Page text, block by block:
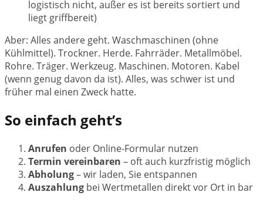
logistisch nicht, außer es ist bereits sortiert und
liegt griffbereit)
Aber: Alles andere geht. Waschmaschinen (ohne
Kühlmittel). Trockner. Herde. Fahrräder. Metallmöbel.
Rohre. Träger. Werkzeug. Maschinen. Motoren. Kabel
(wenn genug davon da ist). Alles, was schwer ist und
früher mal einen Zweck hatte.
So einfach geht’s
Anrufen oder Online-Formular nutzen
Termin vereinbaren – oft auch kurzfristig möglich
Abholung– wir laden, Sie entspannen
Auszahlung bei Wertmetallen direkt vor Ort in bar